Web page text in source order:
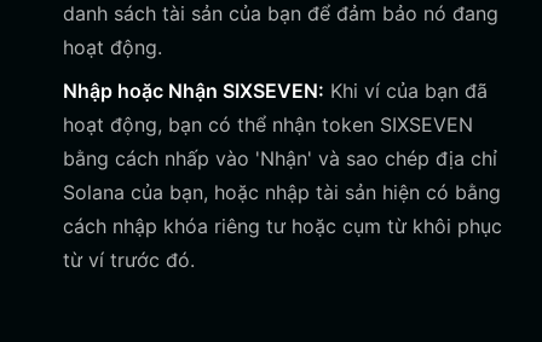
danh sách tài sản của bạn để đảm bảo nó đang
hoạt động.
Nhập hoặc Nhận SIXSEVEN: Khi ví của bạn đã
hoạt động, bạn có thể nhận token SIXSEVEN
bằng cách nhấp vào 'Nhận' và sao chép địa chỉ
Solana của bạn, hoặc nhập tài sản hiện có bằng
cách nhập khóa riêng tư hoặc cụm từ khôi phục
từ ví trước đó.